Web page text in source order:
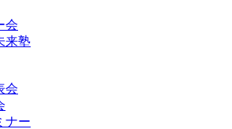
会
来塾
会
ナー